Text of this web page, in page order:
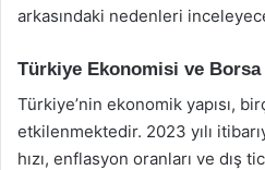
arkasındaki nedenleri
Türkiye Ekonomisi ve Borsa
Türkiye’nin ekonomik yapısı,
etkilenmektedir. 2023 yılı
hızı, enflasyon oranları ve dış